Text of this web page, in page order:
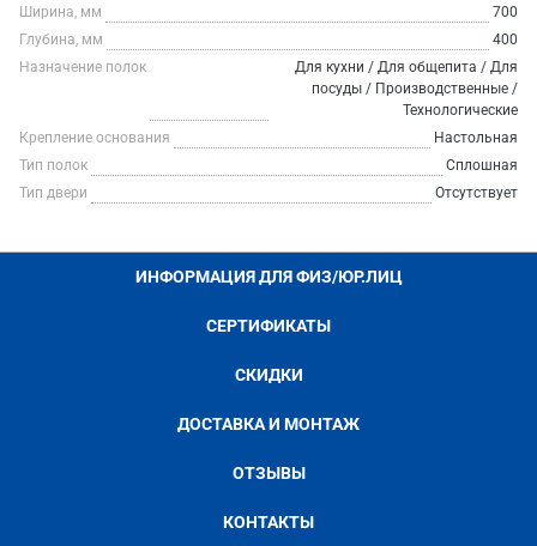
Ширина, мм
700
Глубина, мм
400
Назначение полок
Для кухни / Для общепита / Для
посуды / Производственные /
Технологические
Крепление основания
Настольная
Тип полок
Сплошная
Тип двери
Отсутствует
ИНФОРМАЦИЯ ДЛЯ ФИЗ/ЮР.ЛИЦ
СЕРТИФИКАТЫ
СКИДКИ
ДОСТАВКА И МОНТАЖ
ОТЗЫВЫ
КОНТАКТЫ